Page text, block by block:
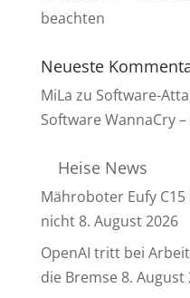
beachten
Neueste
MiLa zu Software-
Software WannaCry
Heise News
Mähroboter Eufy
nicht 8. August 2026
OpenAI tritt bei
die Bremse 8. August